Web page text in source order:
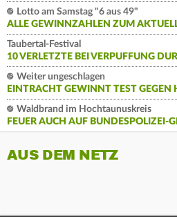
Lotto am Samstag "6 aus 49"
ALLE GEWINNZAHLEN ZUM
Taubertal-Festival
10 VERLETZTE BEI VERPUFFUNG
Weiter ungeschlagen
EINTRACHT GEWINNT TEST GEGEN
Waldbrand im Hochtaunuskreis
FEUER AUCH AUF BUNDESPOLIZEI-
AUS DEM NETZ